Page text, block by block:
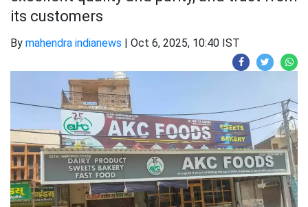
its customers
By mahendra indianews | Oct 6, 2025, 10:40 IST